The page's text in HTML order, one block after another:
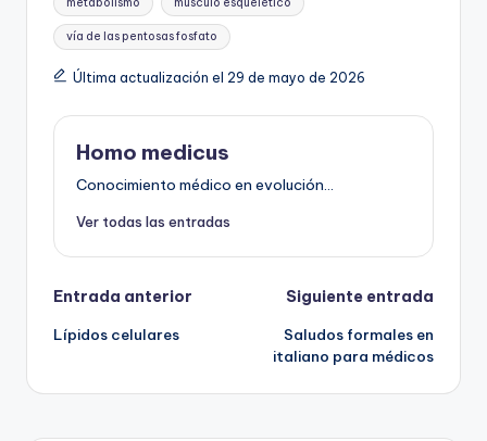
vía de las pentosas fosfato
Última actualización el 29 de mayo de 2026
Homo medicus
Conocimiento médico en evolución...
Ver todas las entradas
Navegación
de
entradas
Entrada anterior
Lípidos celulares
Siguiente entrada
Saludos formales en
italiano para médicos